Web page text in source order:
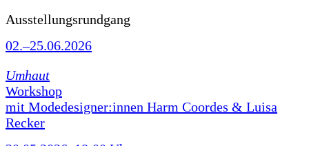
Ausstellungsrundgang
02.–25.06.2026
Umhaut
Workshop
mit Modedesigner:innen Harm Coordes & Luisa
Recker